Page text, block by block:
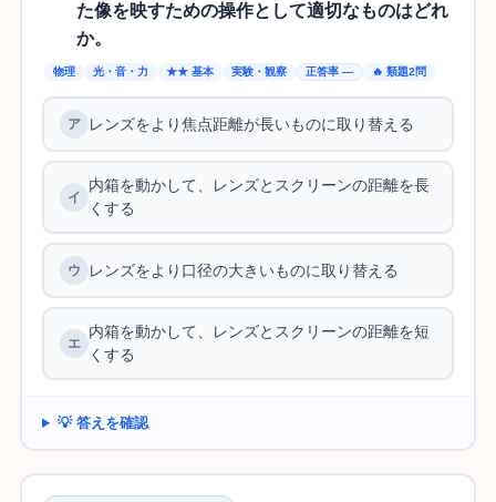
た像を映すための操作として適切なものはどれ
か。
物理 光・音・力 ★★ 基本 実験・観察 正答率 — 🔥 類題2問
レンズをより焦点距離が長いものに取り替える
内箱を動かして、レンズとスクリーンの距離を長
くする
レンズをより口径の大きいものに取り替える
内箱を動かして、レンズとスクリーンの距離を短
くする
💡 答えを確認